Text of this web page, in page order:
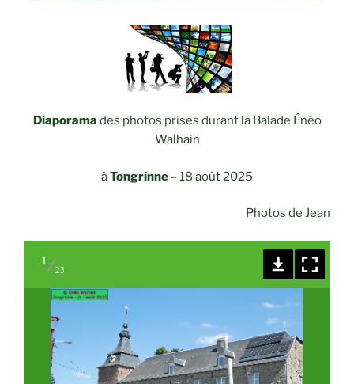
Diaporama des photos prises durant la Balade Énéo
Walhain
àTongrinne –18 août 2025
Photos de Jean
1
23